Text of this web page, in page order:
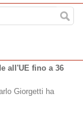
all'UE fino a 36
Giorgetti ha